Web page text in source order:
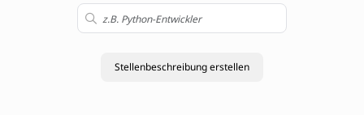
Stellenbeschreibung erstellen